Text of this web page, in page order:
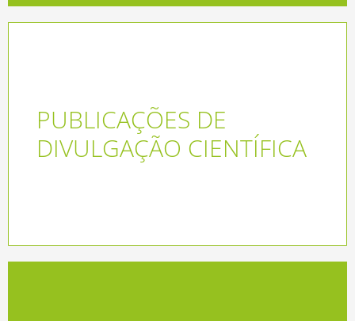
PUBLICAÇÕES DE
DIVULGAÇÃO CIENTÍFICA
Acessar